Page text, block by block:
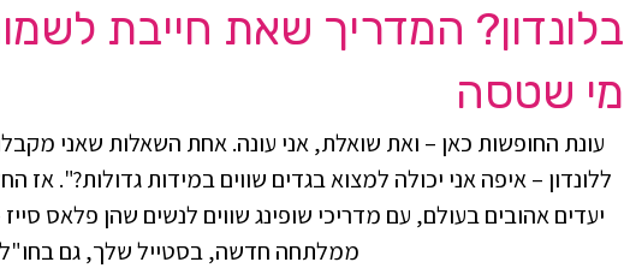
בלונדון? המדריך שאת חייבת
מי שטסה
עונת החופשות כאן – ואת שואלת, אני עונה. אחת השאלות שאני
ללונדון – איפה אני יכולה למצוא בגדים שווים במידות גדולות?". אז
יעדים אהובים בעולם, עם מדריכי שופינג שווים לנשים שהן פלאס
ממלתחה חדשה, בסטייל שלך, גם בחו"ל